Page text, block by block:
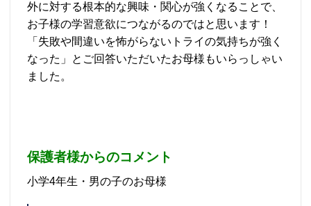
外に対する根本的な興味・関心が強くなることで、
お子様の学習意欲につながるのではと思います！
「失敗や間違いを怖がらないトライの気持ちが強く
なった」とご回答いただいたお母様もいらっしゃい
ました。
保護者様からのコメント
小学4年生・男の子のお母様